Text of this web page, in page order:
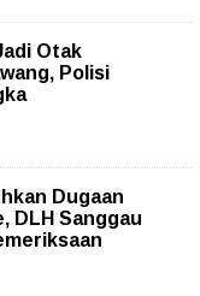
Otak
Polisi
Dugaan
DLH Sanggau